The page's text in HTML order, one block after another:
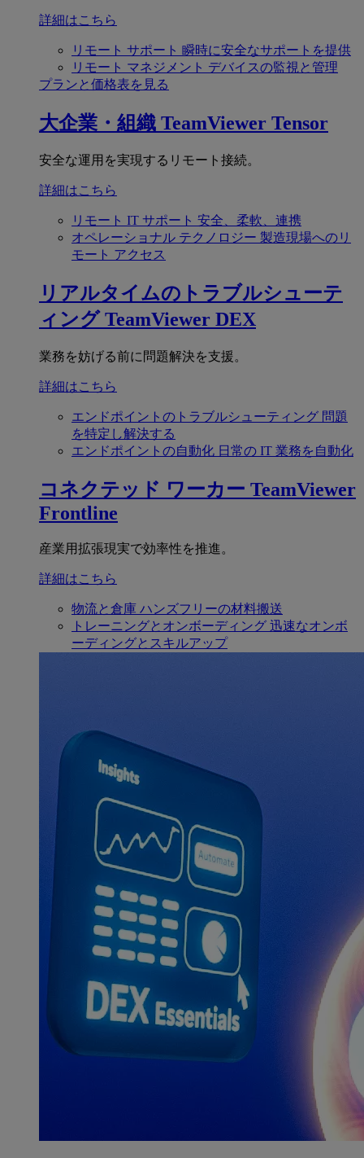
詳細はこちら
リモート サポート 瞬時に安全なサポートを提供
リモート マネジメント デバイスの監視と管理
プランと価格表を見る
大企業・組織 TeamViewer Tensor
安全な運用を実現するリモート接続。
詳細はこちら
リモート IT サポート 安全、柔軟、連携
オペレーショナル テクノロジー 製造現場へのリ
モート アクセス
リアルタイムのトラブルシューテ
ィング TeamViewer DEX
業務を妨げる前に問題解決を支援。
詳細はこちら
エンドポイントのトラブルシューティング 問題
を特定し解決する
エンドポイントの自動化 日常の IT 業務を自動化
コネクテッド ワーカー TeamViewer
Frontline
産業用拡張現実で効率性を推進。
詳細はこちら
物流と倉庫 ハンズフリーの材料搬送
トレーニングとオンボーディング 迅速なオンボ
ーディングとスキルアップ